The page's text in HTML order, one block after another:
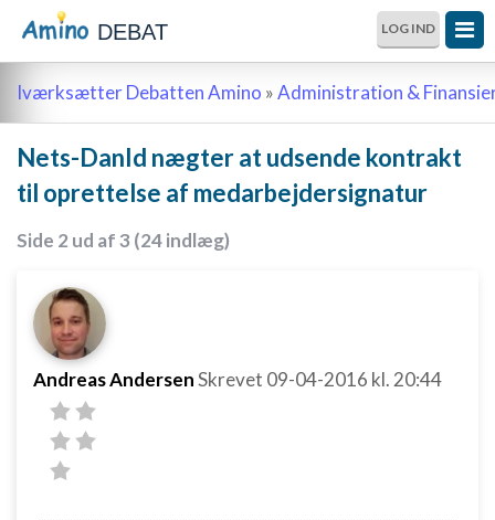
DEBAT LOG IND
Iværksætter Debatten Amino »Administration &
Nets-DanId nægter at udsende kontrakt
til oprettelse af medarbejdersignatur
Side 2 ud af 3 (24 indlæg)
Andreas AndersenSkrevet 09-04-2016 kl. 20:44